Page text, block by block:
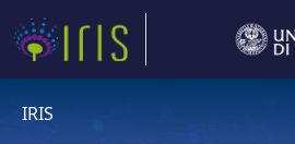
IRIS